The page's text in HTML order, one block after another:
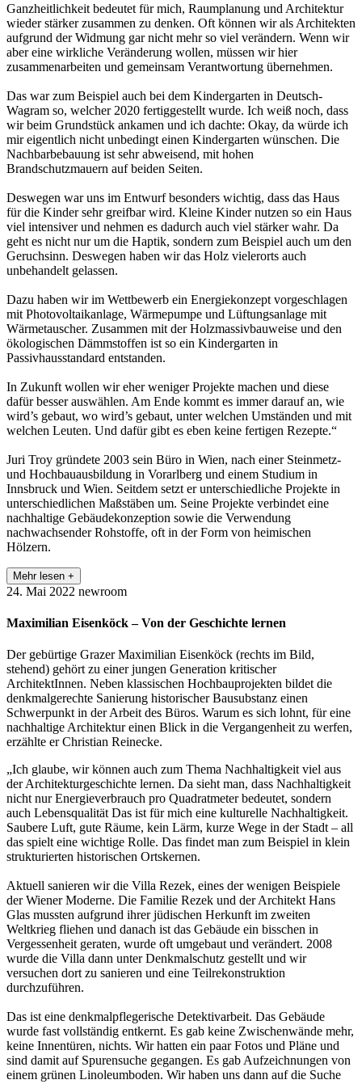
Ganzheitlichkeit bedeutet für mich, Raumplanung und Architektur
wieder stärker zusammen zu denken. Oft können wir als Architekten
aufgrund der Widmung gar nicht mehr so viel verändern. Wenn wir
aber eine wirkliche Veränderung wollen, müssen wir hier
zusammenarbeiten und gemeinsam Verantwortung übernehmen.
Das war zum Beispiel auch bei dem Kindergarten in Deutsch-
Wagram so, welcher 2020 fertiggestellt wurde. Ich weiß noch, dass
wir beim Grundstück ankamen und ich dachte: Okay, da würde ich
mir eigentlich nicht unbedingt einen Kindergarten wünschen. Die
Nachbarbebauung ist sehr abweisend, mit hohen
Brandschutzmauern auf beiden Seiten.
Deswegen war uns im Entwurf besonders wichtig, dass das Haus
für die Kinder sehr greifbar wird. Kleine Kinder nutzen so ein Haus
viel intensiver und nehmen es dadurch auch viel stärker wahr. Da
geht es nicht nur um die Haptik, sondern zum Beispiel auch um den
Geruchsinn. Deswegen haben wir das Holz vielerorts auch
unbehandelt gelassen.
Dazu haben wir im Wettbewerb ein Energiekonzept vorgeschlagen
mit Photovoltaikanlage, Wärmepumpe und Lüftungsanlage mit
Wärmetauscher. Zusammen mit der Holzmassivbauweise und den
ökologischen Dämmstoffen ist so ein Kindergarten in
Passivhausstandard entstanden.
In Zukunft wollen wir eher weniger Projekte machen und diese
dafür besser auswählen. Am Ende kommt es immer darauf an, wie
wird’s gebaut, wo wird’s gebaut, unter welchen Umständen und mit
welchen Leuten. Und dafür gibt es eben keine fertigen Rezepte.“
Juri Troy gründete 2003 sein Büro in Wien, nach einer Steinmetz-
und Hochbauausbildung in Vorarlberg und einem Studium in
Innsbruck und Wien. Seitdem setzt er unterschiedliche Projekte in
unterschiedlichen Maßstäben um. Seine Projekte verbindet eine
nachhaltige Gebäudekonzeption sowie die Verwendung
nachwachsender Rohstoffe, oft in der Form von heimischen
Hölzern.
Mehr lesen +
24. Mai 2022 newroom
Maximilian Eisenköck – Von der Geschichte lernen
Der gebürtige Grazer Maximilian Eisenköck (rechts im Bild,
stehend) gehört zu einer jungen Generation kritischer
ArchitektInnen. Neben klassischen Hochbauprojekten bildet die
denkmalgerechte Sanierung historischer Bausubstanz einen
Schwerpunkt in der Arbeit des Büros. Warum es sich lohnt, für eine
nachhaltige Architektur einen Blick in die Vergangenheit zu werfen,
erzählte er Christian Reinecke.
„Ich glaube, wir können auch zum Thema Nachhaltigkeit viel aus
der Architekturgeschichte lernen. Da sieht man, dass Nachhaltigkeit
nicht nur Energieverbrauch pro Quadratmeter bedeutet, sondern
auch Lebensqualität Das ist für mich eine kulturelle Nachhaltigkeit.
Saubere Luft, gute Räume, kein Lärm, kurze Wege in der Stadt – all
das spielt eine wichtige Rolle. Das findet man zum Beispiel in klein
strukturierten historischen Ortskernen.
Aktuell sanieren wir die Villa Rezek, eines der wenigen Beispiele
der Wiener Moderne. Die Familie Rezek und der Architekt Hans
Glas mussten aufgrund ihrer jüdischen Herkunft im zweiten
Weltkrieg fliehen und danach ist das Gebäude ein bisschen in
Vergessenheit geraten, wurde oft umgebaut und verändert. 2008
wurde die Villa dann unter Denkmalschutz gestellt und wir
versuchen dort zu sanieren und eine Teilrekonstruktion
durchzuführen.
Das ist eine denkmalpflegerische Detektivarbeit. Das Gebäude
wurde fast vollständig entkernt. Es gab keine Zwischenwände mehr,
keine Innentüren, nichts. Wir hatten ein paar Fotos und Pläne und
sind damit auf Spurensuche gegangen. Es gab Aufzeichnungen von
einem grünen Linoleumboden. Wir haben uns dann auf die Suche